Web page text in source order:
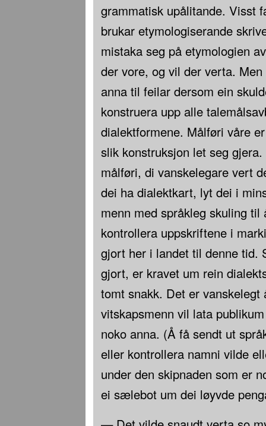
grammatisk upålitande. Visst
brukar etymologiserande
mistaka seg på etymologien
der vore, og vil der verta.
anna til feilar dersom ein
konstruera upp alle
dialektformene. Målføri våre
slik konstruksjon let seg
målføri, di vanskelegare vert
dei ha dialektkart, lyt dei i
menn med språkleg skuling
kontrollera uppskriftene i
gjort her i landet til denne tid.
gjort, er kravet um rein
tomt snakk. Det er vanskelegt
vitskapsmenn vil lata
noko anna. (Å få sendt ut
eller kontrollera namni vilde
under den skipnaden som er
ei sælebot um dei løyvde